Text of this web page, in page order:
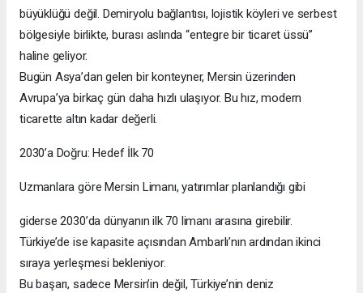
büyüklüğü değil. Demiryolu bağlantısı, lojistik köyleri ve serbest
bölgesiyle birlikte, burası aslında “entegre bir ticaret üssü”
haline geliyor.
Bugün Asya’dan gelen bir konteyner, Mersin üzerinden
Avrupa’ya birkaç gün daha hızlı ulaşıyor. Bu hız, modern
ticarette altın kadar değerli.
2030’a Doğru: Hedef İlk 70
Uzmanlara göre Mersin Limanı, yatırımlar planlandığı gibi
giderse 2030’da dünyanın ilk 70 limanı arasına girebilir.
Türkiye’de ise kapasite açısından Ambarlı’nın ardından ikinci
sıraya yerleşmesi bekleniyor.
Bu başarı, sadece Mersin’in değil, Türkiye’nin deniz